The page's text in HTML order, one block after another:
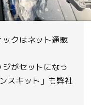
クはネット通販
がセットになっ
スキット」も弊社